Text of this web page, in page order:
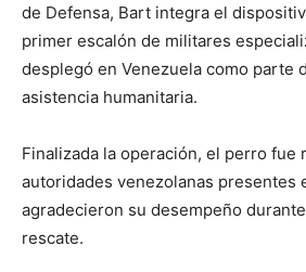
de Defensa, Bart integra el
primer escalón de militares
desplegó en Venezuela como parte
asistencia humanitaria.
Finalizada la operación, el perro fue
autoridades venezolanas presentes
agradecieron su desempeño
rescate.